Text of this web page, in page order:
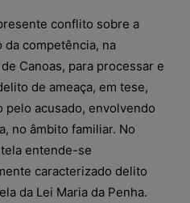
conflito sobre a
da competência, na
Canoas, para processar e
de ameaça, em tese,
pelo acusado, envolvendo
no âmbito familiar. No
entende-se
caracterizado delito
da Lei Maria da Penha.